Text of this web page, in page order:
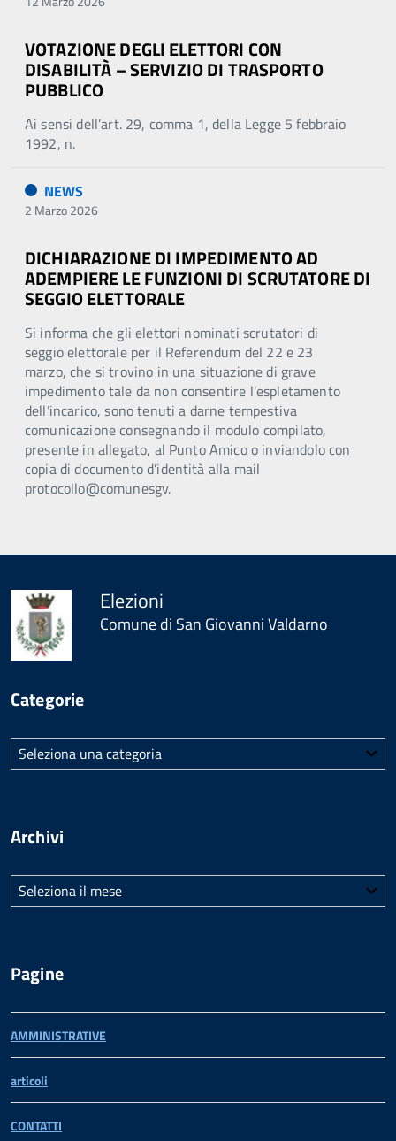
VOTAZIONE DEGLI ELETTORI CON
DISABILITÀ – SERVIZIO DI TRASPORTO
PUBBLICO
Ai sensi dell’art. 29, comma 1, della Legge 5 febbraio
1992, n.
NEWS
2 Marzo 2026
DICHIARAZIONE DI IMPEDIMENTO AD
ADEMPIERE LE FUNZIONI DI SCRUTATORE DI
SEGGIO ELETTORALE
Si informa che gli elettori nominati scrutatori di
seggio elettorale per il Referendum del 22 e 23
marzo, che si trovino in una situazione di grave
impedimento tale da non consentire l’espletamento
dell’incarico, sono tenuti a darne tempestiva
comunicazione consegnando il modulo compilato,
presente in allegato, al Punto Amico o inviandolo con
copia di documento d’identità alla mail
protocollo@comunesgv.
Elezioni
Comune di San Giovanni Valdarno
Categorie
Categorie
Archivi
Archivi
Pagine
AMMINISTRATIVE
articoli
CONTATTI